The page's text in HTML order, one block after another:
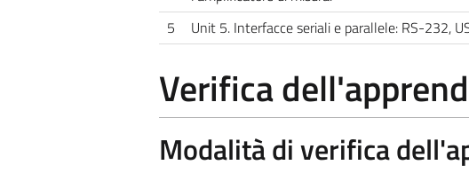
5 Unit 5. Interfacce seriali e parallele: RS-232,
Verifica
Modalità di verifica